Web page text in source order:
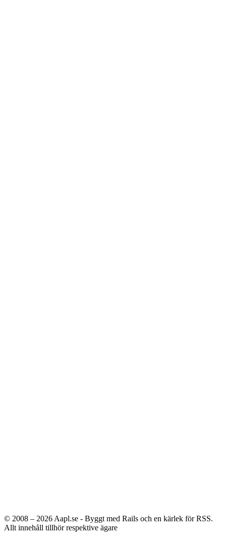
© 2008 – 2026 Aapl.se - Byggt med Rails och en kärlek för RSS.
Allt innehåll tillhör respektive ägare